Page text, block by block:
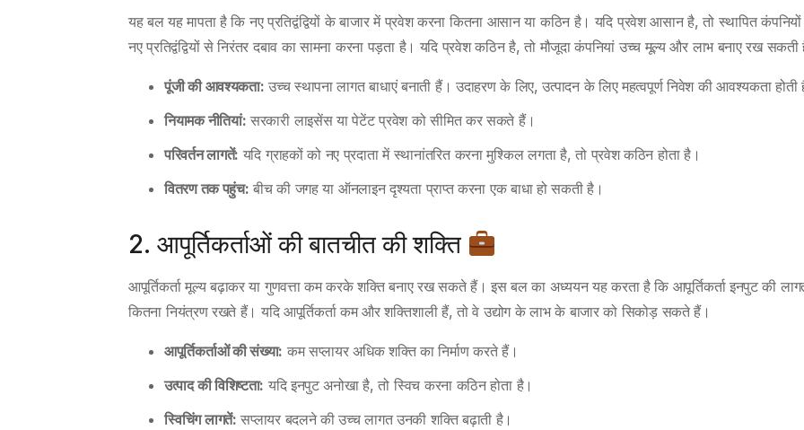
यह बल यह मापता है कि नए प्रतिद्वंद्वियों के बाजार में प्रवेश करना कितना आसान या कठिन है। यदि प्रवेश आसान है, तो स्थापित
नए प्रतिद्वंद्वियों से निरंतर दबाव का सामना करना पड़ता है। यदि प्रवेश कठिन है, तो मौजूदा कंपनियां उच्च मूल्य और लाभ बनाए रख
पूंजी की आवश्यकता: उच्च स्थापना लागत बाधाएं बनाती हैं। उदाहरण के लिए, उत्पादन के लिए महत्वपूर्ण निवेश की आवश्यकता होती
नियामक नीतियां: सरकारी लाइसेंस या पेटेंट प्रवेश को सीमित कर सकते हैं।
परिवर्तन लागतें: यदि ग्राहकों को नए प्रदाता में स्थानांतरित करना मुश्किल लगता है, तो प्रवेश कठिन होता है।
वितरण तक पहुंच: बीच की जगह या ऑनलाइन दृश्यता प्राप्त करना एक बाधा हो सकती है।
2. आपूर्तिकर्ताओं की बातचीत की शक्ति
आपूर्तिकर्ता मूल्य बढ़ाकर या गुणवत्ता कम करके शक्ति बनाए रख सकते हैं। इस बल का अध्ययन यह करता है कि आपूर्तिकर्ता इनपुट की
कितना नियंत्रण रखते हैं। यदि आपूर्तिकर्ता कम और शक्तिशाली हैं, तो वे उद्योग के लाभ के बाजार को सिकोड़ सकते हैं।
आपूर्तिकर्ताओं की संख्या: कम सप्लायर अधिक शक्ति का निर्माण करते हैं।
उत्पाद की विशिष्टता: यदि इनपुट अनोखा है, तो स्विच करना कठिन होता है।
स्विचिंग लागतें: सप्लायर बदलने की उच्च लागत उनकी शक्ति बढ़ाती है।